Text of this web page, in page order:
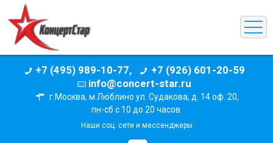
+7 (495) 989-10-77,
+7 (926) 601-20-59
info@concert-star.ru
г.Москва, м.Люблино ул. Судакова, д. 14 оф. 20,
пн-сб с 10 до 20 часов.
Наши соц. сети и мессенджеры